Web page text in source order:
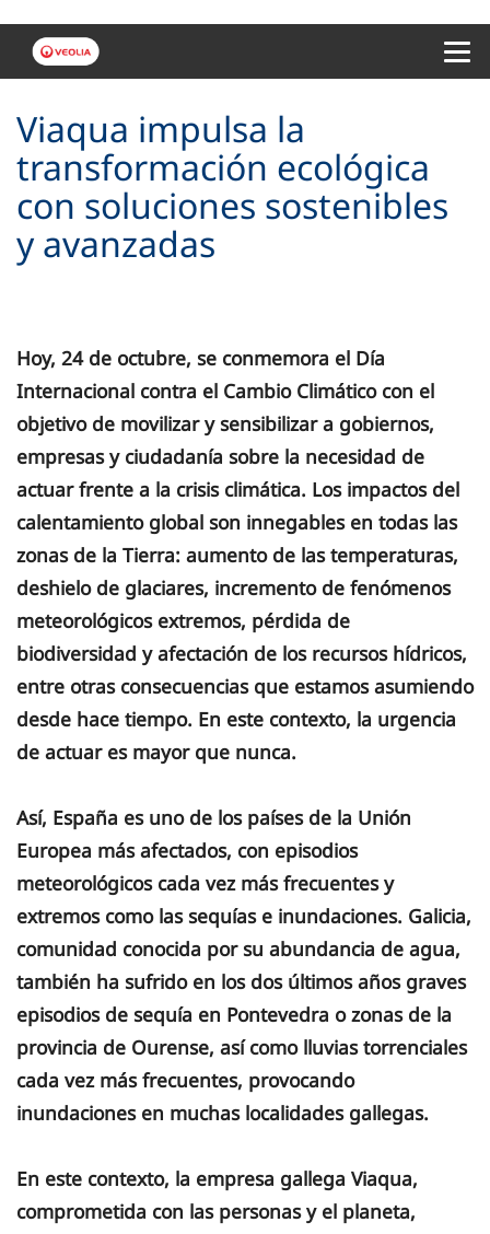
Viaqua impulsa la
transformación ecológica
con soluciones sostenibles
y avanzadas
Hoy, 24 de octubre, se conmemora el Día
Internacional contra el Cambio Climático con el
objetivo de movilizar y sensibilizar a gobiernos,
empresas y ciudadanía sobre la necesidad de
actuar frente a la crisis climática. Los impactos del
calentamiento global son innegables en todas las
zonas de la Tierra: aumento de las temperaturas,
deshielo de glaciares, incremento de fenómenos
meteorológicos extremos, pérdida de
biodiversidad y afectación de los recursos hídricos,
entre otras consecuencias que estamos asumiendo
desde hace tiempo. En este contexto, la urgencia
de actuar es mayor que nunca.
Así, España es uno de los países de la Unión
Europea más afectados, con episodios
meteorológicos cada vez más frecuentes y
extremos como las sequías e inundaciones. Galicia,
comunidad conocida por su abundancia de agua,
también ha sufrido en los dos últimos años graves
episodios de sequía en Pontevedra o zonas de la
provincia de Ourense, así como lluvias torrenciales
cada vez más frecuentes, provocando
inundaciones en muchas localidades gallegas.
En este contexto, la empresa gallega Viaqua,
comprometida con las personas y el planeta,